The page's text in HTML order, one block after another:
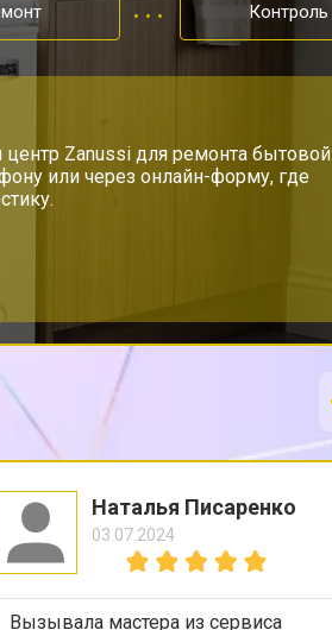
950 ₽
Контроль
Zanussi для ремонта бытовой
или через онлайн-форму, где
Наталья Писаренко
03.07.2024
Вызывала мастера из сервиса